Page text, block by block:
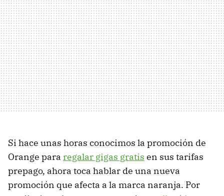
Si hace unas horas conocimos la promoción de
Orange para regalar gigas gratis en sus tarifas
prepago, ahora toca hablar de una nueva
promoción que afecta a la marca naranja. Por